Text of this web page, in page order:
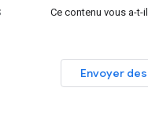
Ce contenu vous a-t-
Envoyer